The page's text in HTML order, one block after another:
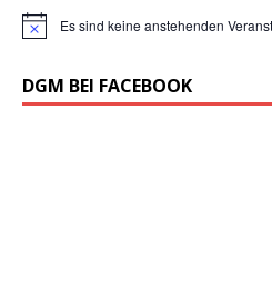
H
w
e
Es sind keine anstehenden
DGM BEI FACEBOOK